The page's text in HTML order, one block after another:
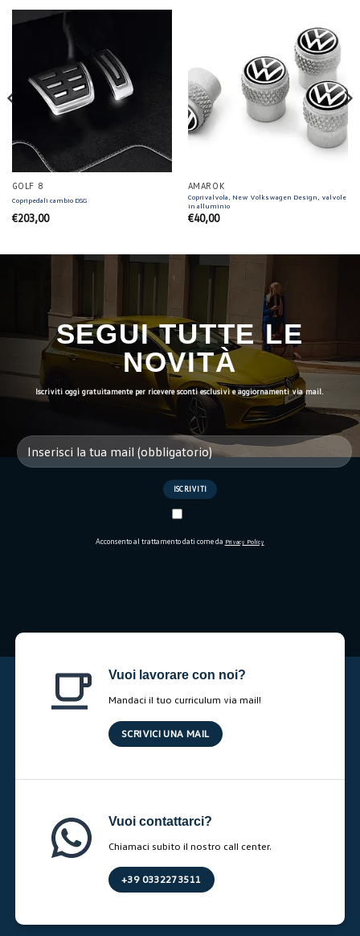
GOLF 8
Copripedali cambio DSG
€203,00
AMAROK
Coprivalvola, New Volkswagen Design, valvole
in alluminio
€40,00
SEGUI TUTTE LE
NOVITÀ
Iscriviti oggi gratuitamente per ricevere sconti esclusivi e aggiornamenti via mail.
Acconsento al trattamento dati come da Privacy Policy
Vuoi lavorare con noi?
Mandaci il tuo curriculum via mail!
SCRIVICI UNA MAIL
Vuoi contattarci?
Chiamaci subito il nostro call center.
+39 0332273511